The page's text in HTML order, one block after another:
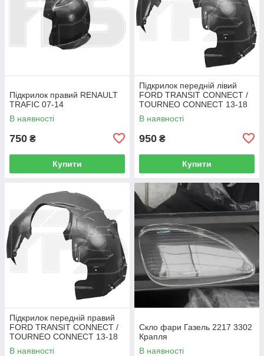
Підкрилок правий RENAULT
TRAFIC 07-14
В наявності
750 ₴
Купити
Підкрилок передній лівий
FORD TRANSIT CONNECT /
TOURNEO CONNECT 13-18
В наявності
950 ₴
Купити
Підкрилок передній правий
FORD TRANSIT CONNECT /
TOURNEO CONNECT 13-18
В наявності
Скло фари Газель 2217 3302
Крапля
В наявності